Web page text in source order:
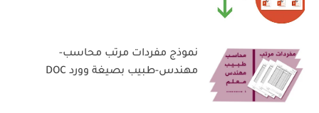
نموذج مفردات مرتب محاسب-
مهندس-طبيب بصيغة وورد DOC